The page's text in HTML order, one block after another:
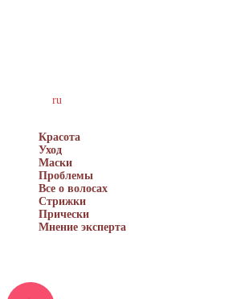
ru
Красота
Уход
Маски
Проблемы
Все о волосах
Стрижки
Прически
Мнение эксперта